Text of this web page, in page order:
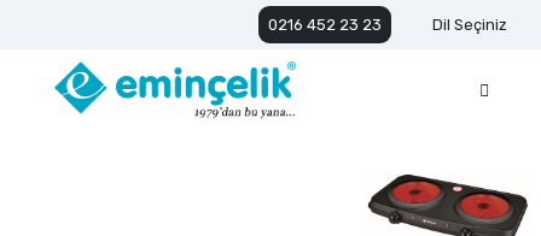
0216 452 23 23 Dil Seçiniz